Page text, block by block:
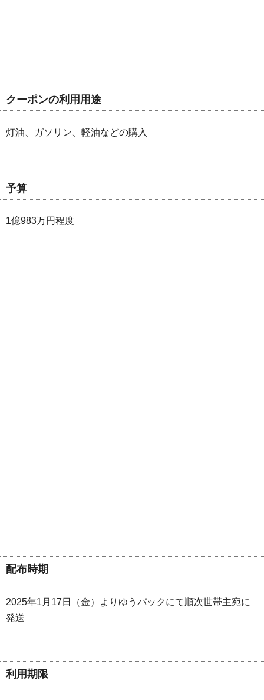
クーポンの利用用途
灯油、ガソリン、軽油などの購入
予算
1億983万円程度
配布時期
2025年1月17日（金）よりゆうパックにて順次世帯主宛に
発送
利用期限